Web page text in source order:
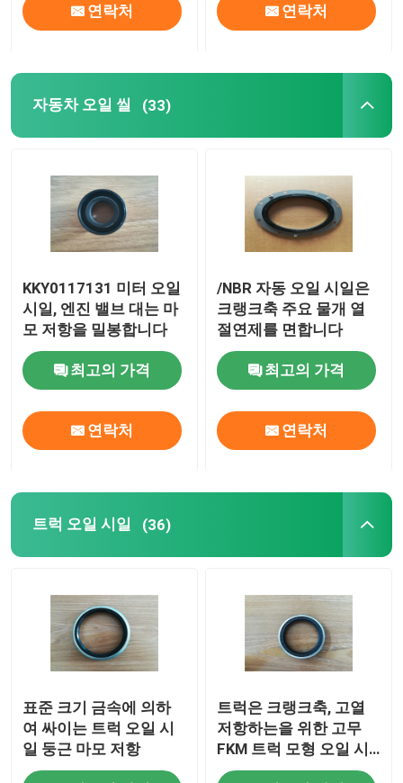
금속 바다표범 어업 세탁기
가공 금속 부품
금속 담합과 잠그개
기계적인 갱구 물개
밸브 대 오일 시일
엔진 수리부품
섬유 동맥 패킹
연락처 연락처
자동차 오일 씰 (33)
KKY0117131 미터 오일
시일, 엔진 밸브 대는 마
모 저항을 밀봉합니다
최고의 가격
연락처
/NBR 자동 오일 시일은
크랭크축 주요 물개 열
절연제를 면합니다
최고의 가격
연락처
트럭 오일 시일 (36)
표준 크기 금속에 의하
여 싸이는 트럭 오일 시
일 둥근 마모 저항
트럭은 크랭크축, 고열
저항하는을 위한 고무
FKM 트럭 모형 오일 시
일을 분해합니다